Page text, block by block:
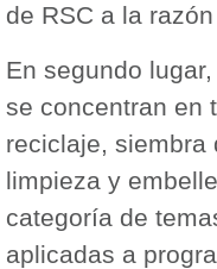
de RSC a la
En segundo
se concentran en
reciclaje, siembra
limpieza y
categoría de
aplicadas a